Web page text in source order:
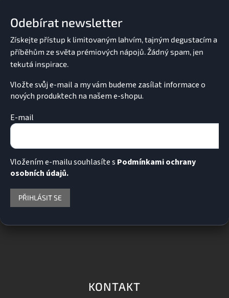
Odebírat newsletter
Vložte svůj e-mail a my vám budeme zasílat informace o
nových produktech na našem e-shopu.
E-mail
Vložením e-mailu souhlasíte s Podmínkami ochrany
osobních údajů.
PŘIHLÁSIT SE
KONTAKT